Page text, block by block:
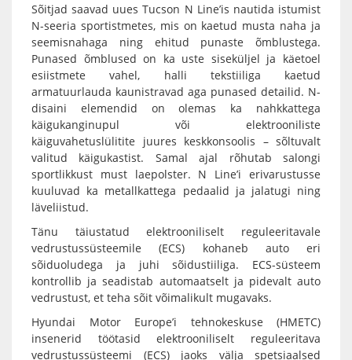
Sõitjad saavad uues Tucson N Line’is nautida istumist
N-seeria sportistmetes, mis on kaetud musta naha ja
seemisnahaga ning ehitud punaste õmblustega.
Punased õmblused on ka uste siseküljel ja käetoel
esiistmete vahel, halli tekstiiliga kaetud
armatuurlauda kaunistravad aga punased detailid. N-
disaini elemendid on olemas ka nahkkattega
käigukanginupul või elektrooniliste
käiguvahetuslülitite juures keskkonsoolis – sõltuvalt
valitud käigukastist. Samal ajal rõhutab salongi
sportlikkust must laepolster. N Line’i erivarustusse
kuuluvad ka metallkattega pedaalid ja jalatugi ning
läveliistud.
Tänu täiustatud elektrooniliselt reguleeritavale
vedrustussüsteemile (ECS) kohaneb auto eri
sõiduoludega ja juhi sõidustiiliga. ECS-süsteem
kontrollib ja seadistab automaatselt ja pidevalt auto
vedrustust, et teha sõit võimalikult mugavaks.
Hyundai Motor Europe’i tehnokeskuse (HMETC)
insenerid töötasid elektrooniliselt reguleeritava
vedrustussüsteemi (ECS) jaoks välja spetsiaalsed